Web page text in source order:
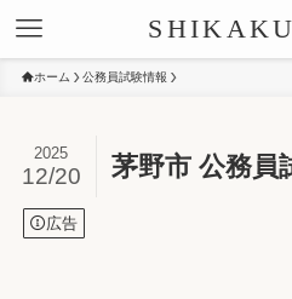
ホーム 公務員試験情報
茅野市 公務員
2025
12/20
広告